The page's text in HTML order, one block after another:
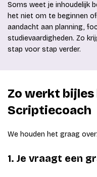
Soms weet je inhoudelijk
het niet om te beginnen
aandacht aan planning,
studievaardigheden. Zo
stap voor stap verder.
Zo werkt bijles
Scriptiecoach
We houden het graag
1. Je vraagt een